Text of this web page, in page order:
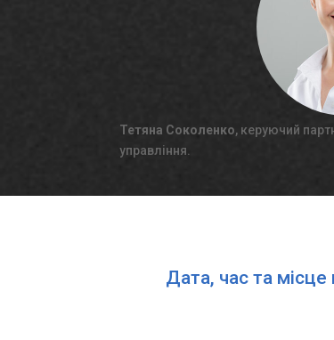
Тетяна Соколенко, керуючий
управління.
Дата, час та